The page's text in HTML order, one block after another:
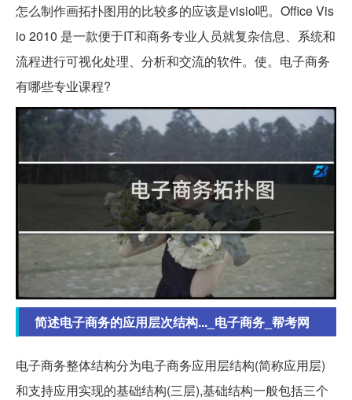
怎么制作画拓扑图用的比较多的应该是visio吧。Office Vis
io 2010 是一款便于IT和商务专业人员就复杂信息、系统和
流程进行可视化处理、分析和交流的软件。使。电子商务
有哪些专业课程?
简述电子商务的应用层次结构..._电子商务_帮考网
电子商务整体结构分为电子商务应用层结构(简称应用层)
和支持应用实现的基础结构(三层),基础结构一般包括三个